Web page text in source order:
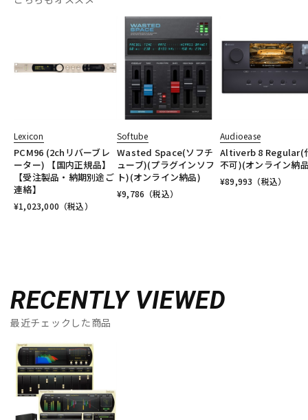
Lexicon
PCM96 (2chリバーブレ
ーター) 【国内正規品】
【受注製品・納期別途ご
連絡】
¥1,023,000 （税込）
Softube
Wasted Space(ソフチ
ューブ)(プラグインソフ
ト)(オンライン納品)
¥9,786 （税込）
Audioease
Altiverb 8 Regular(
不可)(オンライン納
¥89,993 （税込）
RECENTLY VIEWED
最近チェックした商品